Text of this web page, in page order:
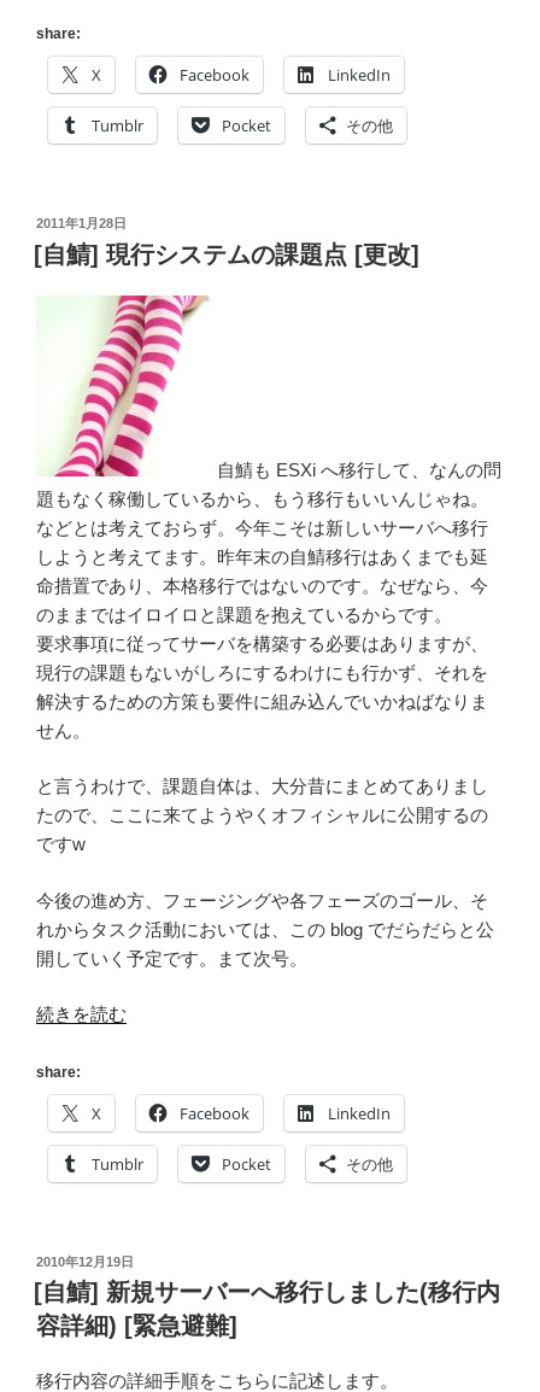
次
期
シ
テ
の
主
改]”
の
share:
X Facebook LinkedIn
Tumblr Pocket その他
投
稿
日:
2011年1月28日
[自鯖] 現行システムの課題点 [更改]
自鯖も ESXi へ移行して、なんの問
題もなく稼働しているから、もう移行もいいんじゃね。
などとは考えておらず。今年こそは新しいサーバへ移行
しようと考えてます。昨年末の自鯖移行はあくまでも延
命措置であり、本格移行ではないのです。なぜなら、今
のままではイロイロと課題を抱えているからです。
要求事項に従ってサーバを構築する必要はありますが、
現行の課題もないがしろにするわけにも行かず、それを
解決するための方策も要件に組み込んでいかねばなりま
せん。
と言うわけで、課題自体は、大分昔にまとめてありまし
たので、ここに来てようやくオフィシャルに公開するの
ですw
今後の進め方、フェージングや各フェーズのゴール、そ
れからタスク活動においては、この blog でだらだらと公
開していく予定です。まて次号。
“[自
現
行
シ
テ
課
題
点
続きを読む
share:
X Facebook LinkedIn
Tumblr Pocket その他
投
稿
日:
2010年12月19日
[自鯖] 新規サーバーへ移行しました(移行内
容詳細) [緊急避難]
移行内容の詳細手順をこちらに記述します。